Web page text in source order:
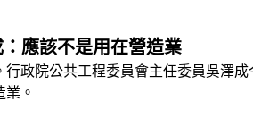
應該不是用在營造業
政院公共工程委員會主任委員吳澤成
業。